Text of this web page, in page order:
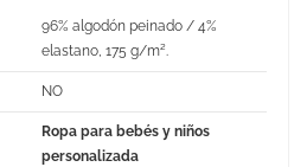
96% algodón peinado / 4%
elastano, 175 g/m².
NO
Ropa para bebés y niños
personalizada